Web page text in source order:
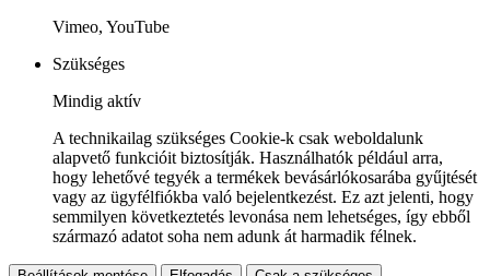
Vimeo, YouTube
Szükséges
Mindig aktív
A technikailag szükséges Cookie-k csak weboldalunk
alapvető funkcióit biztosítják. Használhatók például arra,
hogy lehetővé tegyék a termékek bevásárlókosarába gyűjtését
vagy az ügyfélfiókba való bejelentkezést. Ez azt jelenti, hogy
semmilyen következtetés levonása nem lehetséges, így ebből
származó adatot soha nem adunk át harmadik félnek.